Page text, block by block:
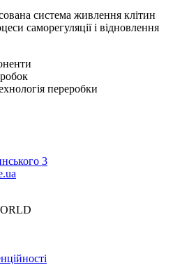
система живлення клітин
саморегуляції і відновлення
переробки
3